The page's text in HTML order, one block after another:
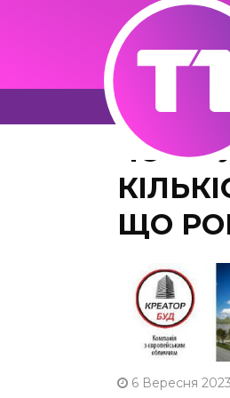
ЧОМУ
ЩО
6 Вересня